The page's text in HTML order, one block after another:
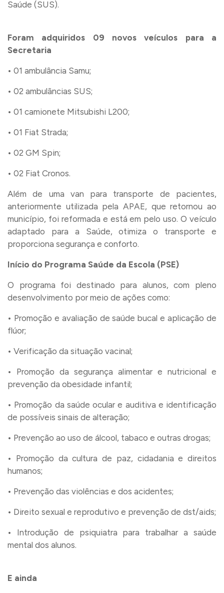
Saúde (SUS).
Foram adquiridos 09 novos veículos para a
Secretaria
• 01 ambulância Samu;
• 02 ambulâncias SUS;
• 01 camionete Mitsubishi L200;
• 01 Fiat Strada;
• 02 GM Spin;
• 02 Fiat Cronos.
Além de uma van para transporte de pacientes,
anteriormente utilizada pela APAE, que retornou ao
município, foi reformada e está em pelo uso. O veículo
adaptado para a Saúde, otimiza o transporte e
proporciona segurança e conforto.
Início do Programa Saúde da Escola (PSE)
O programa foi destinado para alunos, com pleno
desenvolvimento por meio de ações como:
• Promoção e avaliação de saúde bucal e aplicação de
flúor;
• Verificação da situação vacinal;
• Promoção da segurança alimentar e nutricional e
prevenção da obesidade infantil;
• Promoção da saúde ocular e auditiva e identificação
de possíveis sinais de alteração;
• Prevenção ao uso de álcool, tabaco e outras drogas;
• Promoção da cultura de paz, cidadania e direitos
humanos;
• Prevenção das violências e dos acidentes;
• Direito sexual e reprodutivo e prevenção de dst/aids;
• Introdução de psiquiatra para trabalhar a saúde
mental dos alunos.
E ainda